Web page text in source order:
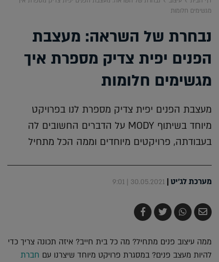
מגשימים חלומות
נבחרת של השראה: מעצבת
הפנים יפית צדיק מספרת איך
מגשימים חלומות
מעצבת הפנים יפית צדיק מספרת לנו בפרויקט
מיוחד בשיתוף MODY על הדברים החשובים לה
בעבודתה, פרויקטים מיוחדים וממה הכל מתחיל
מערכת לג'יט|
30.05.2021 | 9:01
שלח
בדואר
שתף
ב-
צייץ
ב-
שתף
ב-
ממה עיצוב פנים מתחיל? מה כל בית חייב? איזה תכונה צריך כדי
להיות מעצב פנים? במסגרת פרויקט מיוחד שיצרנו עם חברת